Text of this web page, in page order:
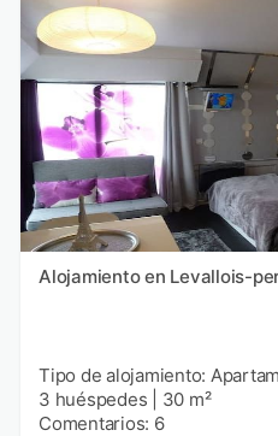
Alojamiento en Levallois-
Tipo de alojamiento:
3 huéspedes
30 m²
Comentarios: 6